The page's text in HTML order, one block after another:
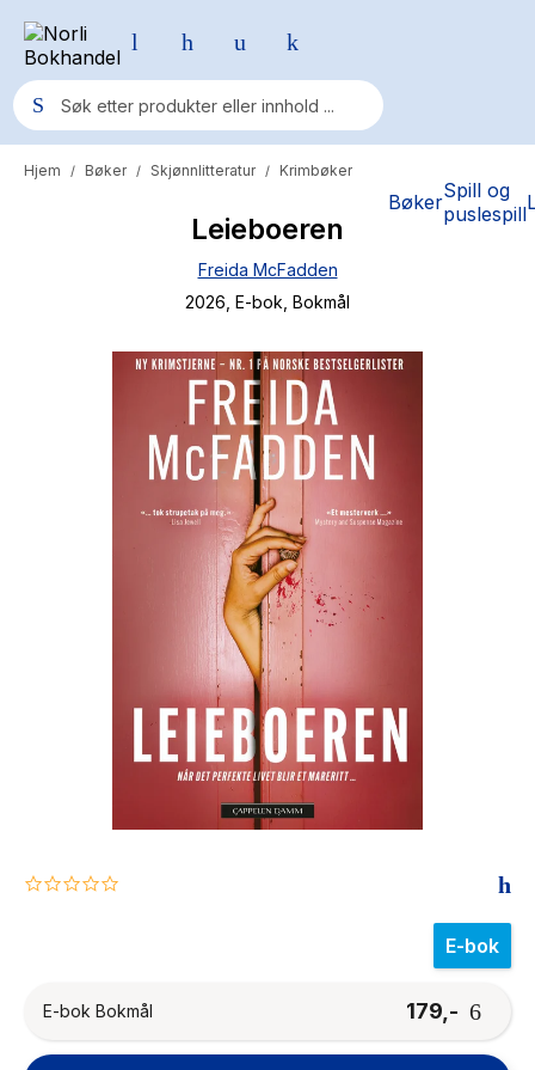
BøkerSpill og
puslespill
Populære søk
Fury Bound - Sable Sorensen
Yesteryear
Hjem / Bøker / Skjønnlitteratur / Krimbøker
Leieboeren
Freida McFadden
2026 , E-bok , Bokmål
0.0
E-bok
E-bok Bokmål 179,-